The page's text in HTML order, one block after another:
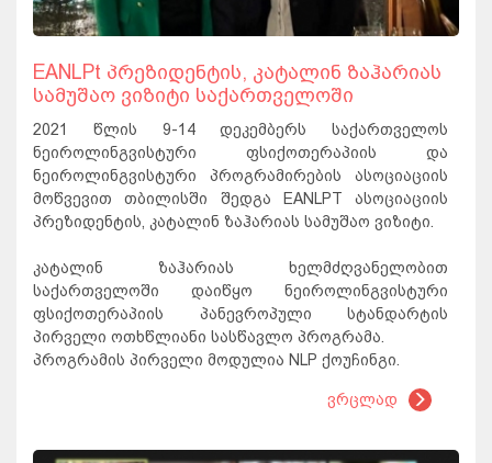
EANLPt პრეზიდენტის, კატალინ ზაჰარიას
სამუშაო ვიზიტი საქართველოში
2021 წლის 9-14 დეკემბერს საქართველოს
ნეიროლინგვისტური ფსიქოთერაპიის და
ნეიროლინგვისტური პროგრამირების ასოციაციის
მოწვევით თბილისში შედგა EANLPT ასოციაციის
პრეზიდენტის, კატალინ ზაჰარიას სამუშაო ვიზიტი.
კატალინ ზაჰარიას ხელმძღვანელობით
საქართველოში დაიწყო ნეიროლინგვისტური
ფსიქოთერაპიის პანევროპული სტანდარტის
პირველი ოთხწლიანი სასწავლო პროგრამა.
პროგრამის პირველი მოდულია NLP ქოუჩინგი.
ვრცლად